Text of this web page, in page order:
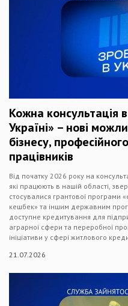
Кожна консультація
Україні» – нові
бізнесу,
працівників
Від початку 2026 року на
які працюють в нашій області,
стосувалися грантової програми
кешбек» та іншим державним
доступне кредитування для
аграрної сфери та переробної
ініціативи у сфері житлового
21.07.2026